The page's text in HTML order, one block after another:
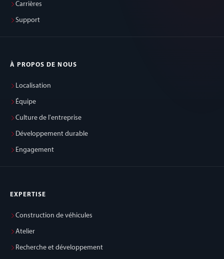
Carrières
Support
À PROPOS DE NOUS
Localisation
Équipe
Culture de l'entreprise
Développement durable
Engagement
EXPERTISE
Construction de véhicules
Atelier
Recherche et développement